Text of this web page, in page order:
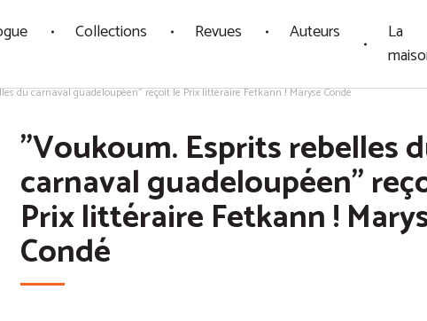
Collections Revues Auteurs
La
du carnaval guadeloupéen" reçoit le Prix littéraire Fetkann ! Maryse Condé
"Voukoum. Esprits rebelles
carnaval guadeloupéen"
Prix littéraire Fetkann !
Condé